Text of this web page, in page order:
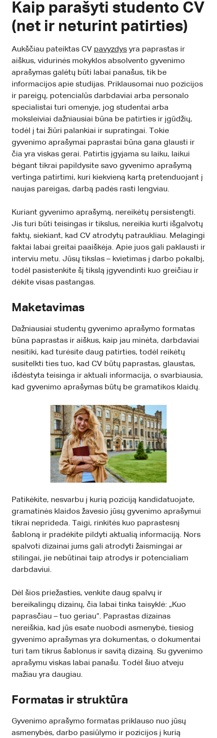
Kaip parašyti studento CV
(net ir neturint patirties)
Aukščiau pateiktas CV pavyzdys yra paprastas ir
aiškus, vidurinės mokyklos absolvento gyvenimo
aprašymas galėtų būti labai panašus, tik be
informacijos apie studijas. Priklausomai nuo pozicijos
ir pareigų, potencialūs darbdaviai arba personalo
specialistai turi omenyje, jog studentai arba
moksleiviai dažniausiai būna be patirties ir įgūdžių,
todėl į tai žiūri palankiai ir supratingai. Tokie
gyvenimo aprašymai paprastai būna gana glausti ir
čia yra viskas gerai. Patirtis įgyjama su laiku, laikui
bėgant tikrai papildysite savo gyvenimo aprašymą
vertinga patirtimi, kuri kiekvieną kartą pretenduojant į
naujas pareigas, darbą padės rasti lengviau.
Kuriant gyvenimo aprašymą, nereikėtų persistengti.
Jis turi būti teisingas ir tikslus, nereikia kurti išgalvotų
faktų, siekiant, kad CV atrodytų patraukliau. Melagingi
faktai labai greitai paaiškėja. Apie juos gali paklausti ir
interviu metu. Jūsų tikslas – kvietimas į darbo pokalbį,
todėl pasistenkite šį tikslą įgyvendinti kuo greičiau ir
dėkite visas pastangas.
Maketavimas
Dažniausiai studentų gyvenimo aprašymo formatas
būna paprastas ir aiškus, kaip jau minėta, darbdaviai
nesitiki, kad turėsite daug patirties, todėl reikėtų
susitelkti ties tuo, kad CV būtų paprastas, glaustas,
išdėstyta teisinga ir aktuali informacija, o svarbiausia,
kad gyvenimo aprašymas būtų be gramatikos klaidų.
Patikėkite, nesvarbu į kurią poziciją kandidatuojate,
gramatinės klaidos žavesio jūsų gyvenimo aprašymui
tikrai neprideda. Taigi, rinkitės kuo paprastesnį
šabloną ir pradėkite pildyti aktualią informaciją. Nors
spalvoti dizainai jums gali atrodyti žaismingai ar
stilingai, jie nebūtinai taip atrodys ir potencialiam
darbdaviui.
Dėl šios priežasties, venkite daug spalvų ir
bereikalingų dizainų, čia labai tinka taisyklė: „Kuo
paprasčiau – tuo geriau“. Paprastas dizainas
nereiškia, kad jūs esate nuobodi asmenybė, tiesiog
gyvenimo aprašymas yra dokumentas, o dokumentai
turi tam tikrus šablonus ir savitą dizainą. Su gyvenimo
aprašymu viskas labai panašu. Todėl šiuo atveju
mažiau yra daugiau.
Formatas ir struktūra
Gyvenimo aprašymo formatas priklauso nuo jūsų
asmenybės, darbo pasiūlymo ir pozicijos į kurią